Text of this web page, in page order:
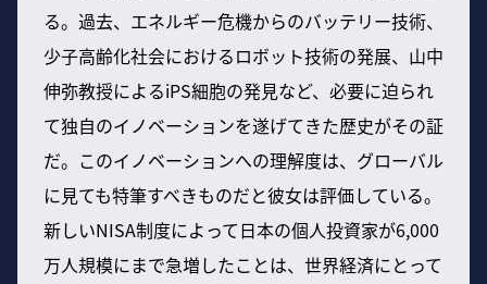
る。過去、エネルギー危機からのバッテリー技術、
少子高齢化社会におけるロボット技術の発展、山中
伸弥教授によるiPS細胞の発見など、必要に迫られ
て独自のイノベーションを遂げてきた歴史がその証
だ。このイノベーションへの理解度は、グローバル
に見ても特筆すべきものだと彼女は評価している。
新しいNISA制度によって日本の個人投資家が6,000
万人規模にまで急増したことは、世界経済にとって